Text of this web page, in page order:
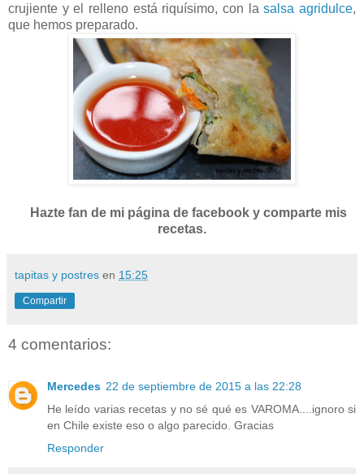
crujiente y el relleno está riquísimo, con lasalsa agridulce,
que hemos preparado.
Hazte fan de mi página de facebook y comparte mis
recetas.
tapitas y postres en 15:25
Compartir
4 comentarios:
Mercedes 22 de septiembre de 2015 a las 22:28
He leído varias recetas y no sé qué es VAROMA....ignoro si
en Chile existe eso o algo parecido. Gracias
Responder